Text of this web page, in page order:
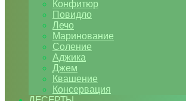
Конфитюр
Повидло
Лечо
Маринование
Соление
Аджика
Джем
Квашение
Консервация